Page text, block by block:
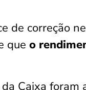
de correção
que o
Caixa